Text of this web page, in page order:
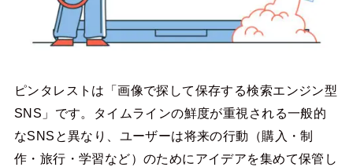
ピンタレストは「画像で探して保存する検索エンジン型
SNS」です。タイムラインの鮮度が重視される一般的
なSNSと異なり、ユーザーは将来の行動（購入・制
作・旅行・学習など）のためにアイデアを集めて保管し